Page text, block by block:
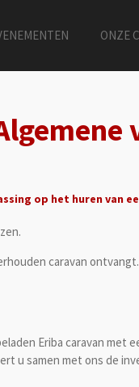
ONZE
op het huren van
caravan
Eriba caravan met
u samen met ons de